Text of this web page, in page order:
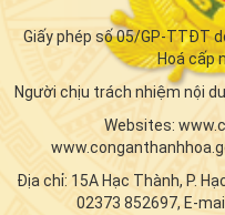
Giấy phép số 05/GP-TTĐT
Hoá cấp
Người chịu trách nhiệm nội
Websites:
Địa chỉ: 15A Hạc Thành, P.
02373 852697, E-